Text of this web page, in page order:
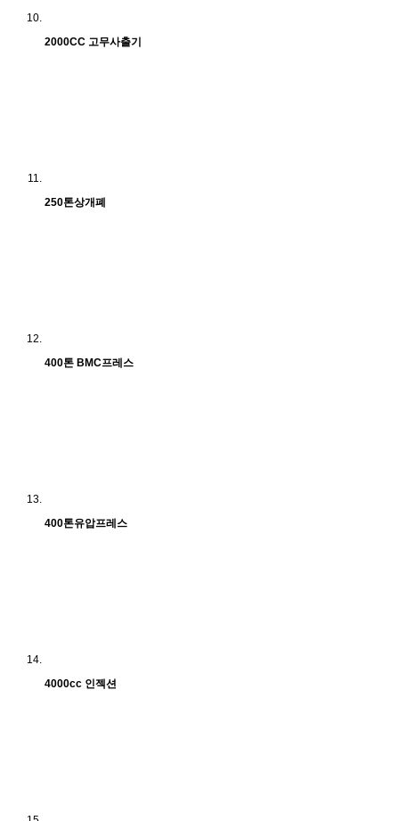
2000CC 고무사출기
250톤상개폐
400톤 BMC프레스
400톤유압프레스
4000cc 인젝션